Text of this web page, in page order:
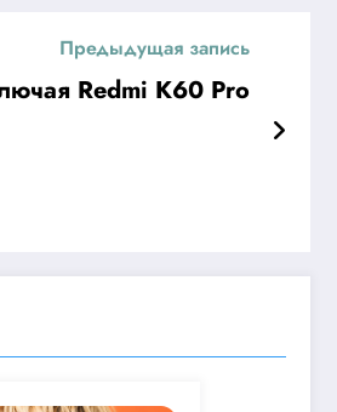
Предыдущая запись
Redmi K60 Pro